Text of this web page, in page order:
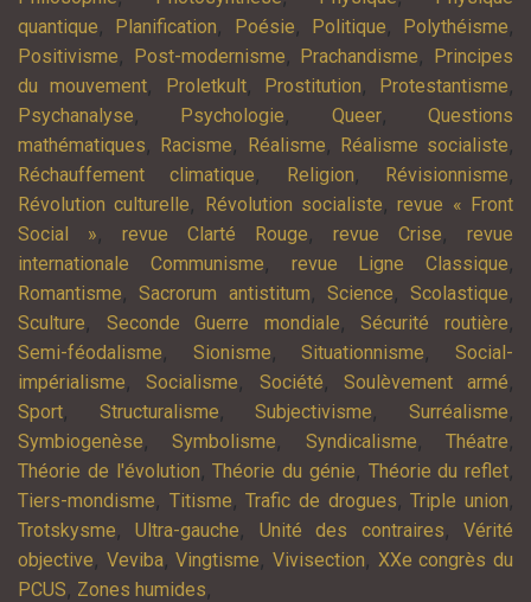
quantique, Planification, Poésie, Politique, Polythéisme,
Positivisme, Post-modernisme, Prachandisme, Principes
du mouvement, Proletkult, Prostitution, Protestantisme,
Psychanalyse, Psychologie, Queer,Questions
mathématiques, Racisme, Réalisme, Réalisme socialiste,
Réchauffement climatique, Religion, Révisionnisme,
Révolution culturelle, Révolution socialiste,revue « Front
Social », revue Clarté Rouge, revue Crise, revue
internationale Communisme, revue Ligne Classique,
Romantisme,Sacrorum antistitum, Science, Scolastique,
Sculture, Seconde Guerre mondiale,Sécurité routière,
Semi-féodalisme, Sionisme,Situationnisme,Social-
impérialisme,Socialisme, Société, Soulèvement armé,
Sport, Structuralisme,Subjectivisme,Surréalisme,
Symbiogenèse,Symbolisme, Syndicalisme,Théatre,
Théorie de l'évolution,Théorie du génie, Théorie du reflet,
Tiers-mondisme, Titisme,Trafic de drogues,Triple union,
Trotskysme,Ultra-gauche, Unité des contraires,Vérité
objective, Veviba,Vingtisme,Vivisection, XXe congrès du
PCUS, Zones humides,